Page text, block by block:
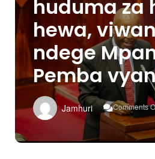
huduma za
hewa,
ndege
Pemba
Jamhuri Comments